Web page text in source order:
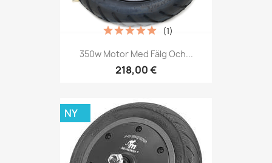
350w Motor Med Fälg Och...
218,00 €
(1)
NY